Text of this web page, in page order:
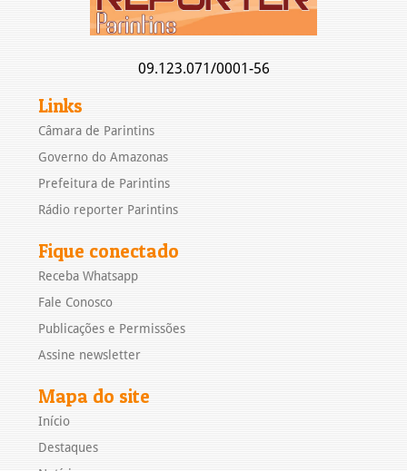
09.123.071/0001-56
Links
Câmara de Parintins
Governo do Amazonas
Prefeitura de Parintins
Rádio reporter Parintins
Fique conectado
Receba Whatsapp
Fale Conosco
Publicações e Permissões
Assine newsletter
Mapa do site
Início
Destaques